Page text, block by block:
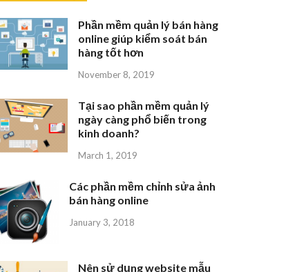
Phần mềm quản lý bán hàng
online giúp kiểm soát bán
hàng tốt hơn
November 8, 2019
Tại sao phần mềm quản lý
ngày càng phổ biến trong
kinh doanh?
March 1, 2019
Các phần mềm chỉnh sửa ảnh
bán hàng online
January 3, 2018
Nên sử dụng website mẫu